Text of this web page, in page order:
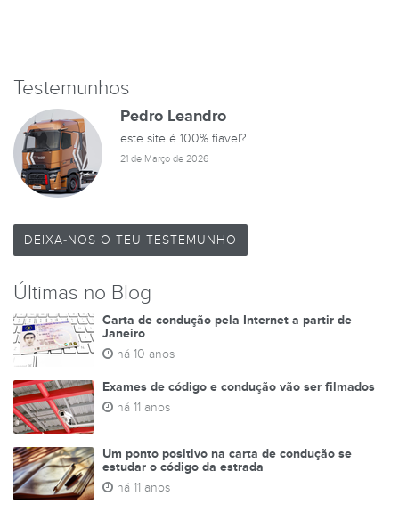
Testemunhos
Pedro Leandro
este site é 100% fiavel?
21 de Março de 2026
DEIXA-NOS O TEU TESTEMUNHO
Últimas no Blog
Carta de condução pela Internet a partir de
Janeiro
há 10 anos
Exames de código e condução vão ser filmados
há 11 anos
Um ponto positivo na carta de condução se
estudar o código da estrada
há 11 anos